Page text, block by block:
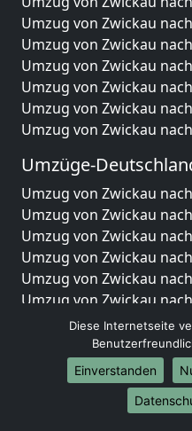
Umzug von Zwickau
Umzug von Zwickau
Umzug von Zwickau
Umzug von Zwickau
Umzug von Zwickau
Umzug von Zwickau
Umzüge-
Umzug von Zwickau
Umzug von Zwickau
Umzug von Zwickau
Umzug von Zwickau
Umzug von Zwickau
Umzug von Zwickau
Umzug von Zwickau
Umzug von Zwickau
Umzug von Zwickau
Umzug von Zwickau
Umzug von Zwickau
Diese Internetseite
Einverstanden